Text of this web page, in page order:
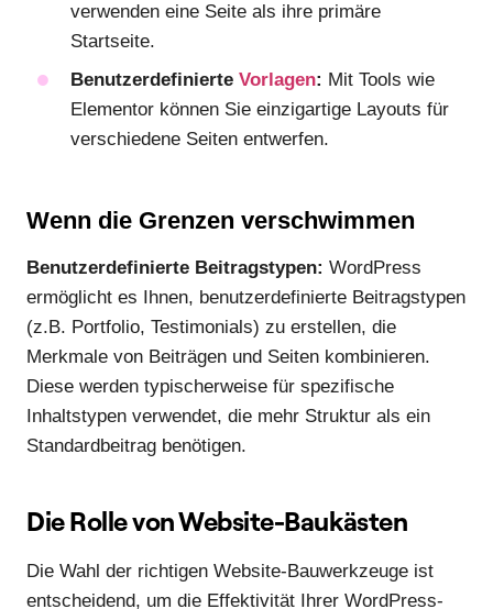
verwenden eine Seite als ihre primäre
Startseite.
Benutzerdefinierte Vorlagen: Mit Tools wie
Elementor können Sie einzigartige Layouts für
verschiedene Seiten entwerfen.
Wenn die Grenzen verschwimmen
Benutzerdefinierte Beitragstypen: WordPress
ermöglicht es Ihnen, benutzerdefinierte Beitragstypen
(z.B. Portfolio, Testimonials) zu erstellen, die
Merkmale von Beiträgen und Seiten kombinieren.
Diese werden typischerweise für spezifische
Inhaltstypen verwendet, die mehr Struktur als ein
Standardbeitrag benötigen.
Die Rolle von Website-Baukästen
Die Wahl der richtigen Website-Bauwerkzeuge ist
entscheidend, um die Effektivität Ihrer WordPress-